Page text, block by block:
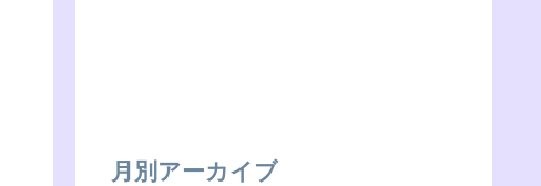
月別アーカイブ